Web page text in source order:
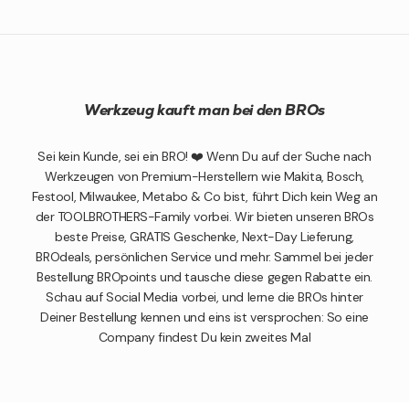
Werkzeug kauft man bei den BROs
Sei kein Kunde, sei ein BRO! ❤️ Wenn Du auf der Suche nach
Werkzeugen von Premium-Herstellern wie Makita, Bosch,
Festool, Milwaukee, Metabo & Co bist, führt Dich kein Weg an
der TOOLBROTHERS-Family vorbei. Wir bieten unseren BROs
beste Preise, GRATIS Geschenke, Next-Day Lieferung,
BROdeals, persönlichen Service und mehr. Sammel bei jeder
Bestellung BROpoints und tausche diese gegen Rabatte ein.
Schau auf Social Media vorbei, und lerne die BROs hinter
Deiner Bestellung kennen und eins ist versprochen: So eine
Company findest Du kein zweites Mal